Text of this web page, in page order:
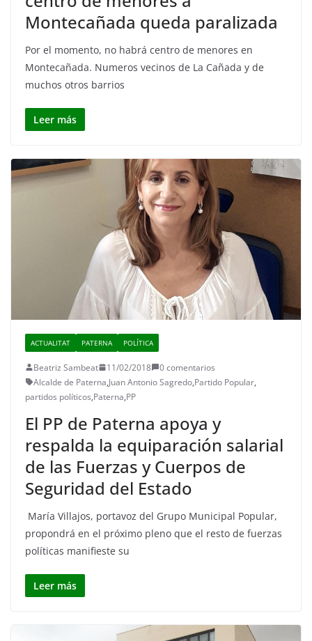
Montecañada queda paralizada
Por el momento, no habrá centro de menores en
Montecañada. Numeros vecinos de La Cañada y de
muchos otros barrios
Leer más
ACTUALITAT PATERNA POLÍTICA
Beatriz Sambeat 11/02/2018
0 comentarios
Alcalde de Paterna,Juan Antonio Sagredo,Partido Popular,
partidos políticos,Paterna,PP
El PP de Paterna apoya y
respalda la equiparación salarial
de las Fuerzas y Cuerpos de
Seguridad del Estado
María Villajos, portavoz del Grupo Municipal Popular,
propondrá en el próximo pleno que el resto de fuerzas
políticas manifieste su
Leer más